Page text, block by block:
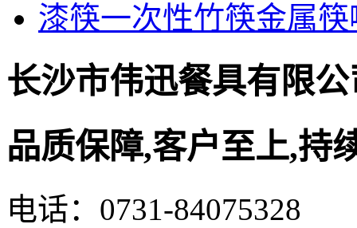
漆筷一次性竹筷金属
长沙市伟迅餐具有限公
品质保障,客户至上,持
电话：0731-84075328